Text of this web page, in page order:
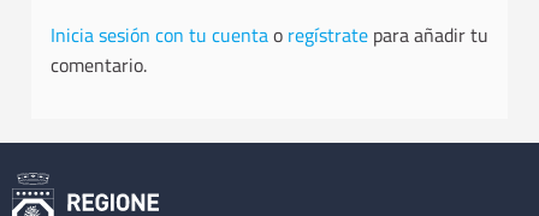
Inicia sesión con tu cuentao regístrate para añadir tu
comentario.